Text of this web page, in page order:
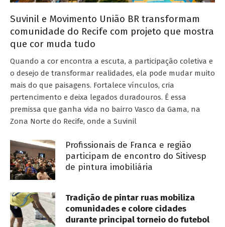
Suvinil e Movimento União BR transformam
comunidade do Recife com projeto que mostra
que cor muda tudo
Quando a cor encontra a escuta, a participação coletiva e
o desejo de transformar realidades, ela pode mudar muito
mais do que paisagens. Fortalece vínculos, cria
pertencimento e deixa legados duradouros. É essa
premissa que ganha vida no bairro Vasco da Gama, na
Zona Norte do Recife, onde a Suvinil
Profissionais de Franca e região
participam de encontro do Sitivesp
de pintura imobiliária
Tradição de pintar ruas mobiliza
comunidades e colore cidades
durante principal torneio do futebol